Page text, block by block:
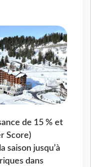
de 15 % et
Score)
saison jusqu’à
dans